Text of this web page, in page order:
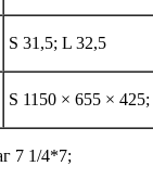
S 31,5; L 32,5
S 1150 × 655 ×
7 1/4*7;